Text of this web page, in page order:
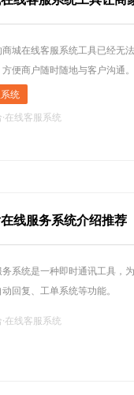
城在线客服系统工具已经无
便商户随时随地与客户沟通。
统
在线客服系统
线服务系统介绍推荐
系统是一种即时通讯工具，
回复、工单系统等功能。
在线客服系统